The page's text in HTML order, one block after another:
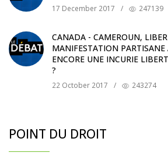
17 December 2017 / 247139
CANADA - CAMEROUN,
MANIFESTATION PARTISANE
ENCORE UNE INCURIE
?
22 October 2017 / 243274
POINT DU DROIT